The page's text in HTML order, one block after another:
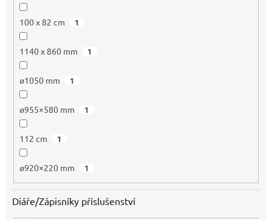
100 x 82 cm 1
1140 x 860 mm 1
ø1050 mm 1
ø955×580 mm 1
112 cm 1
ø920×220 mm 1
Diáře/Zápisníky příslušenství